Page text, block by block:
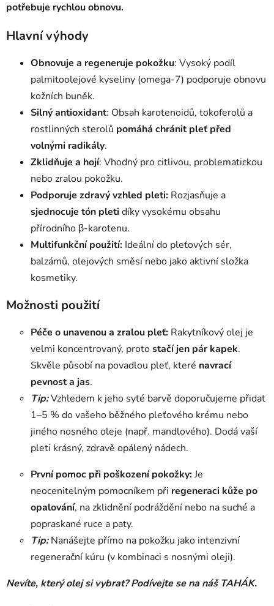
potřebuje rychlou obnovu.
Hlavní výhody
Obnovuje a regeneruje pokožku: Vysoký podíl
palmitoolejové kyseliny (omega-7) podporuje obnovu
kožních buněk.
Silný antioxidant: Obsah karotenoidů, tokoferolů a
rostlinných sterolů pomáhá chránit pleť před
volnými radikály.
Zklidňuje a hojí: Vhodný pro citlivou, problematickou
nebo zralou pokožku.
Podporuje zdravý vzhled pleti: Rozjasňuje a
sjednocuje tón pletidíky vysokému obsahu
přírodního β-karotenu.
Multifunkční použití: Ideální do pleťových sér,
balzámů, olejových směsí nebo jako aktivní složka
kosmetiky.
Možnosti použití
Péče o unavenou a zralou pleť: Rakytníkový olej je
velmi koncentrovaný, protostačí jen pár kapek.
Skvěle působí na povadlou pleť, které navrací
pevnost a jas.
Tip:Vzhledem k jeho syté barvě doporučujeme přidat
1–5 % do vašeho běžného pleťového krému nebo
jiného nosného oleje (např. mandlového). Dodá vaší
pleti krásný, zdravě opálený nádech.
První pomoc při poškození pokožky:Je
neocenitelným pomocníkem při regeneraci kůže po
opalování, na zklidnění podráždění nebo na suché a
popraskané ruce a paty.
Tip:Nanášejte přímo na pokožku jako intenzivní
regenerační kúru (v kombinaci s nosnými oleji).
Nevíte, který olej si vybrat? Podívejte se na nášTAHÁK.